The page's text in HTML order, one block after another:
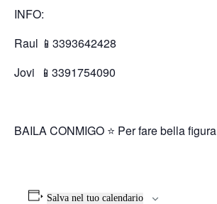
INFO:
Raul 📱3393642428
Jovi
📱3391754090
BAILA CONMIGO ⭐️ Per fare bella figura
Salva nel tuo calendario